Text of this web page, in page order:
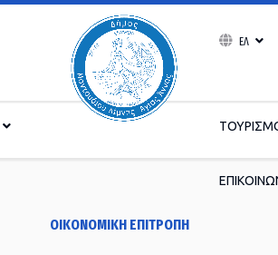
ΕΛ
ΟΙΚΟΝΟΜΙΚΉ ΕΠΙΤΡΟΠΉ